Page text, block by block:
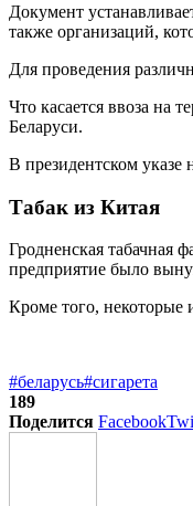
Документ
также организаций,
Для проведения
Что касается ввоза на
Беларуси.
В президентском
Табак из Китая
Гродненская табачная
предприятие было
Кроме того, некоторые
#беларусь#сигарета
189
Поделится Facebook